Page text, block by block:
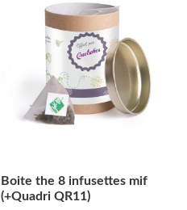
Boite the 8 infusettes mif
(+Quadri QR11)